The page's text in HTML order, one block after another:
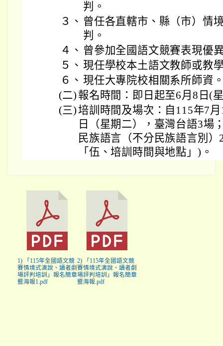
判。
３、 曾任各直轄市、縣（市）情
判。
４、 曾參加全國語文競賽表現優
５、 現任學校本土語文教師或教
６、 現任大專院校相關系所師資
(二) 報名時間：即日起至6月8日(
(三) 培訓時間及場次：自115年7
日（星期二），臺灣台語3場
民族語言（不分民族語言別
「伍、培訓時間與地點」)。
1) 「115年全國語文競
賽情境式演說、讀者劇
場評判培訓」報名簡章
暨海報1.pdf
2) 「115年全國語文競
賽情境式演說、讀者劇
場評判培訓」報名簡章
暨海報.pdf